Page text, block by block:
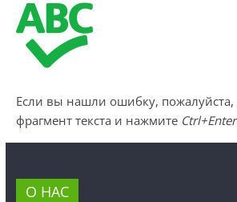
Если вы нашли ошибку,
фрагмент текста и нажмите Ctrl+Enter
О НАС